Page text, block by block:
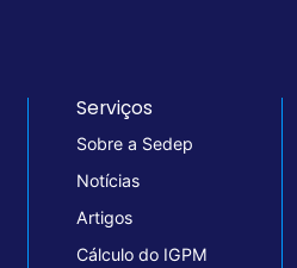
Serviços
Sobre a Sedep
Notícias
Artigos
Cálculo do IGPM